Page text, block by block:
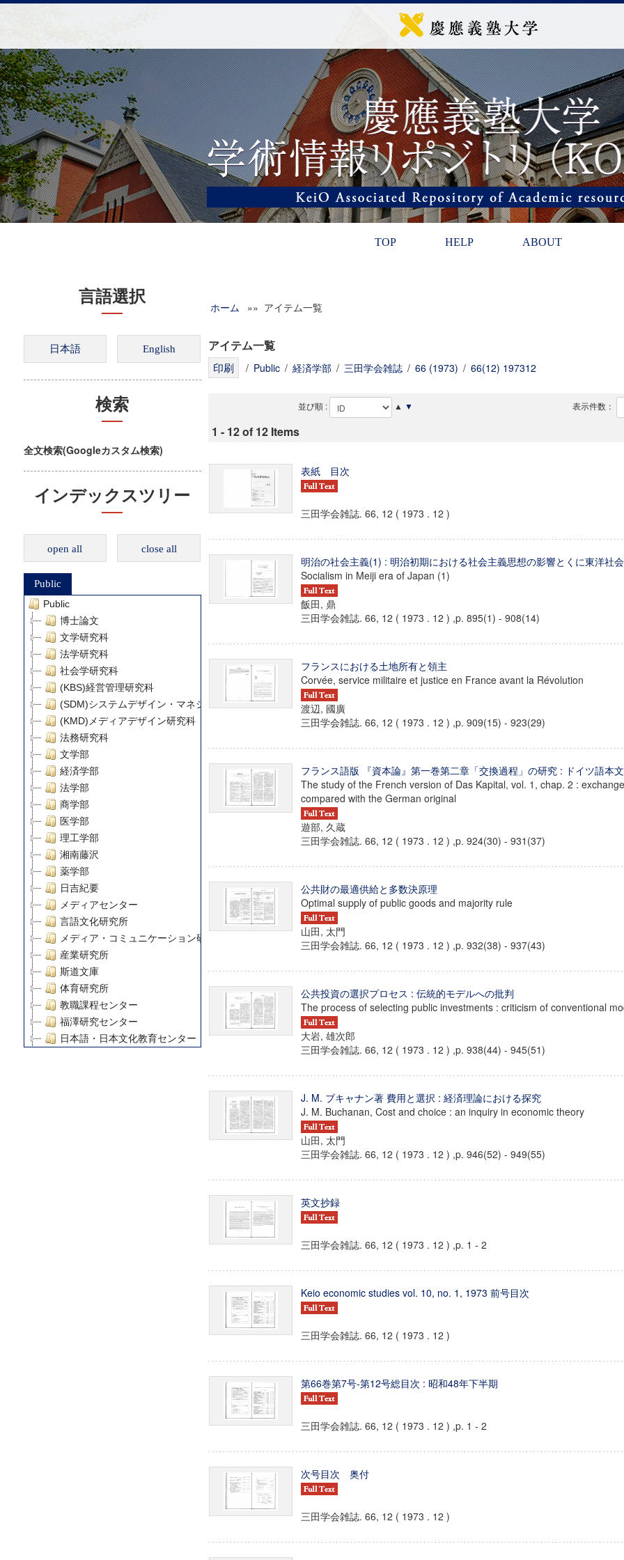
TOP HELP ABOUT
言語選択
検索
全文検索(Googleカスタム検索)
インデックスツリー
open all close all
Public
Public
博士論文
文学研究科
法学研究科
社会学研究科
(KBS)経営管理研究科
(SDM)システムデザイン・マネジメント研究科
(KMD)メディアデザイン研究科
法務研究科
文学部
経済学部
法学部
商学部
医学部
理工学部
湘南藤沢
薬学部
日吉紀要
メディアセンター
言語文化研究所
メディア・コミュニケーション研究所
産業研究所
斯道文庫
体育研究所
教職課程センター
福澤研究センター
日本語・日本文化教育センター
デジタルメディア・コンテンツ統合研究センター
グローバルリサーチインスティテュート
博士課程教育リーディングプログラム「超成熟社会発展のサイエンス」
ホーム »» アイテム一覧
アイテム一覧
/ Public / 経済学部 / 三田学会雑誌 / 66 (1973) / 66(12) 197312
並び順 : ▲ ▼ 表示件数：
1 - 12 of 12 Items
表紙 目次
三田学会雑誌. 66, 12 ( 1973 . 12 )
明治の社会主義(1) : 明治初期における社会主義思想の影響とくに東洋社
Socialism in Meiji era of Japan (1)
飯田, 鼎
三田学会雑誌. 66, 12 ( 1973 . 12 ) ,p. 895(1) - 908(14)
フランスにおける土地所有と領主
Corvée, service militaire et justice en France avant la Révolution
渡辺, 國廣
三田学会雑誌. 66, 12 ( 1973 . 12 ) ,p. 909(15) - 923(29)
フランス語版 『資本論』第一巻第二章「交換過程」の研究 : ドイツ語本
The study of the French version of Das Kapital, vol. 1, chap. 2 :
compared with the German original
遊部, 久蔵
三田学会雑誌. 66, 12 ( 1973 . 12 ) ,p. 924(30) - 931(37)
公共財の最適供給と多数決原理
Optimal supply of public goods and majority rule
山田, 太門
三田学会雑誌. 66, 12 ( 1973 . 12 ) ,p. 932(38) - 937(43)
公共投資の選択プロセス : 伝統的モデルへの批判
The process of selecting public investments : criticism of conventional
大岩, 雄次郎
三田学会雑誌. 66, 12 ( 1973 . 12 ) ,p. 938(44) - 945(51)
J. M. ブキャナン著 費用と選択 : 経済理論における探究
J. M. Buchanan, Cost and choice : an inquiry in economic theory
山田, 太門
三田学会雑誌. 66, 12 ( 1973 . 12 ) ,p. 946(52) - 949(55)
英文抄録
三田学会雑誌. 66, 12 ( 1973 . 12 ) ,p. 1 - 2
Keio economic studies vol. 10, no. 1, 1973 前号目次
三田学会雑誌. 66, 12 ( 1973 . 12 )
第66巻第7号-第12号総目次 : 昭和48年下半期
三田学会雑誌. 66, 12 ( 1973 . 12 ) ,p. 1 - 2
次号目次 奥付
三田学会雑誌. 66, 12 ( 1973 . 12 )